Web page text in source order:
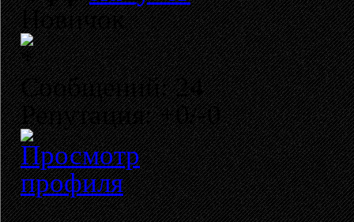
Новичок
Сообщений: 24
Репутация: +0/-0